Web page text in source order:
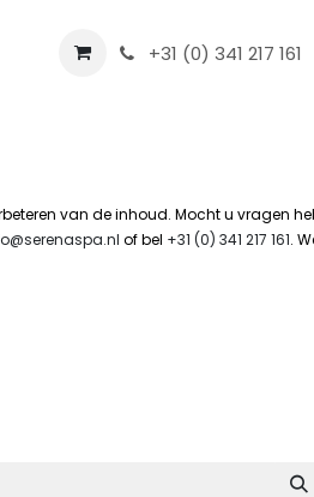
+31 (0) 341 217 161
van de inhoud. Mocht u vragen
of bel +31 (0) 341 217 161.